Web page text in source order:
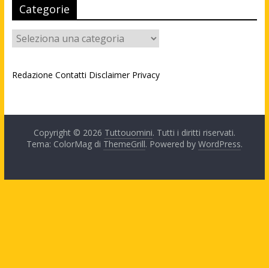
Categorie
Categorie
Redazione Contatti Disclaimer Privacy
Copyright © 2026 Tuttouomini. Tutti i diritti riservati.
Tema: ColorMag di ThemeGrill. Powered by WordPress.